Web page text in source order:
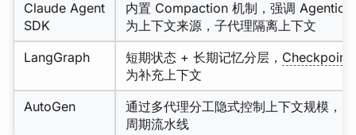
Claude Agent
SDK
内置 Compaction 机制，强调 Agentic
为上下文来源，子代理隔离上下文
LangGraph
短期状态 + 长期记忆分层， Checkpoint
为补充上下文
AutoGen
通过多代理分工隐式控制上下文规模，
周期流水线